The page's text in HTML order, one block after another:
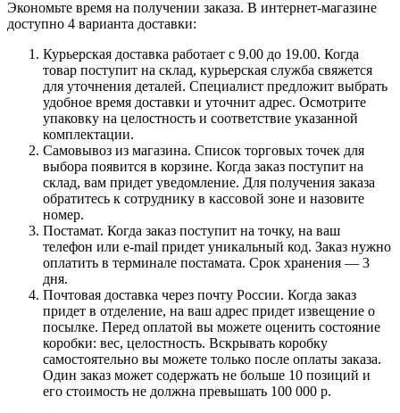
Экономьте время на получении заказа. В интернет-магазине
доступно 4 варианта доставки:
Курьерская доставка работает с 9.00 до 19.00. Когда
товар поступит на склад, курьерская служба свяжется
для уточнения деталей. Специалист предложит выбрать
удобное время доставки и уточнит адрес. Осмотрите
упаковку на целостность и соответствие указанной
комплектации.
Самовывоз из магазина. Список торговых точек для
выбора появится в корзине. Когда заказ поступит на
склад, вам придет уведомление. Для получения заказа
обратитесь к сотруднику в кассовой зоне и назовите
номер.
Постамат. Когда заказ поступит на точку, на ваш
телефон или e-mail придет уникальный код. Заказ нужно
оплатить в терминале постамата. Срок хранения — 3
дня.
Почтовая доставка через почту России. Когда заказ
придет в отделение, на ваш адрес придет извещение о
посылке. Перед оплатой вы можете оценить состояние
коробки: вес, целостность. Вскрывать коробку
самостоятельно вы можете только после оплаты заказа.
Один заказ может содержать не больше 10 позиций и
его стоимость не должна превышать 100 000 р.